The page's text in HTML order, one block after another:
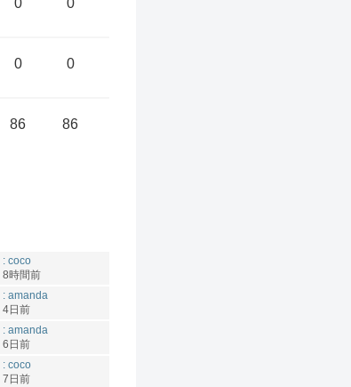
0 0
0 0
86 86
: coco
8時間前
: amanda
4日前
: amanda
6日前
: coco
7日前